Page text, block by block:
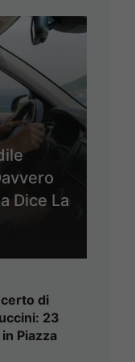
Dice La
di
23
Piazza